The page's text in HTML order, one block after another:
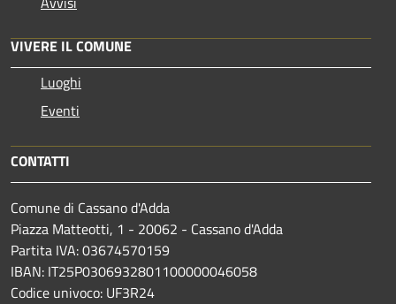
VIVERE IL COMUNE
Luoghi
Eventi
CONTATTI
Comune di Cassano d'Adda
Piazza Matteotti, 1 - 20062 - Cassano d'Adda
Partita IVA: 03674570159
IBAN: IT25P0306932801100000046058
Codice univoco: UF3R24